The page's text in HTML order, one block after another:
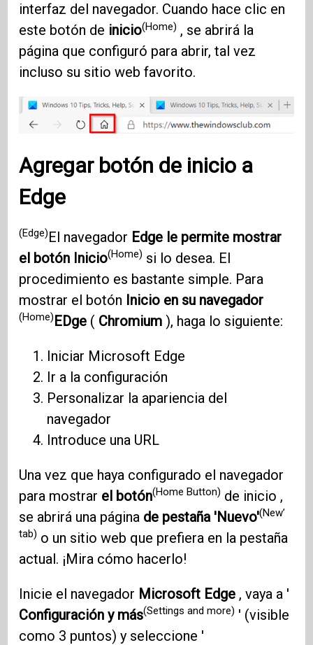
interfaz del navegador. Cuando hace clic en
este botón de inicio(Home) , se abrirá la
página que configuró para abrir, tal vez
incluso su sitio web favorito.
Agregar botón de inicio a
Edge
(Edge)El navegador Edge le permite mostrar
el botón Inicio(Home) si lo desea. El
procedimiento es bastante simple. Para
mostrar el botón Inicio en su navegador
(Home)EDge ( Chromium ), haga lo siguiente:
Iniciar Microsoft Edge
Ir a la configuración
Personalizar la apariencia del
navegador
Introduce una URL
Una vez que haya configurado el navegador
para mostrar el botón(Home Button) de inicio ,
se abrirá una página de pestaña 'Nuevo'(New’
tab) o un sitio web que prefiera en la pestaña
actual. ¡Mira cómo hacerlo!
Inicie el navegador Microsoft Edge , vaya a '
Configuración y más(Settings and more) ' (visible
como 3 puntos) y seleccione '